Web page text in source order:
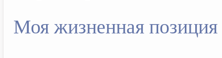
Моя жизненная позиция